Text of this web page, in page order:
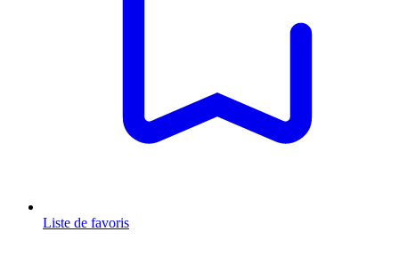
Liste de favoris